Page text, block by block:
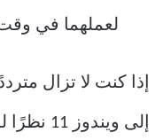
لعملهما في
إلى